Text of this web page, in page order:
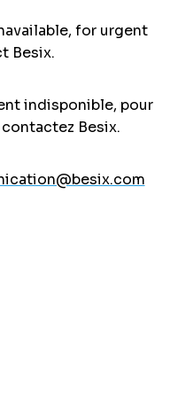
for urgent
Besix.
indisponible, pour
Besix.